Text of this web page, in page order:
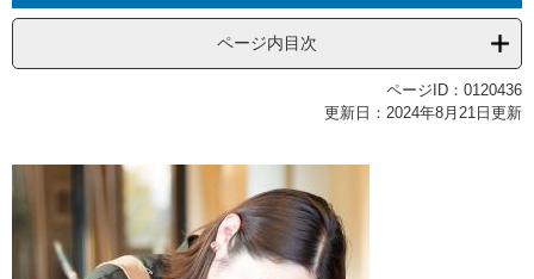
へ
ページ内目次
ページID：0120436
更新日：2024年8月21日更新